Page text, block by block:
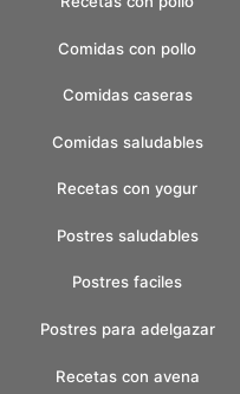
Comidas con pollo
Comidas caseras
Comidas saludables
Recetas con yogur
Postres saludables
Postres faciles
Postres para adelgazar
Recetas con avena